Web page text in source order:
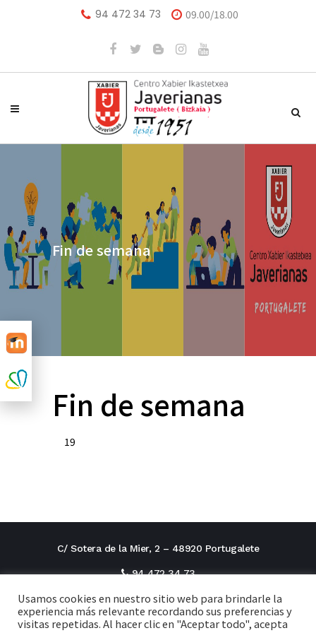
94 472 34 73 09.00/18.00
Fin de semana
Fin de semana
19
C/ Sotera de la Mier, 2 – 48920 Portugalete
94 472 34 73
direcciontitular@cxi.fjaverianas.com
secretaria@cxi.fjaverianas.com
Usamos cookies en nuestro sitio web para brindarle la
experiencia más relevante recordando sus preferencias y
visitas repetidas. Al hacer clic en "Aceptar todo", acepta